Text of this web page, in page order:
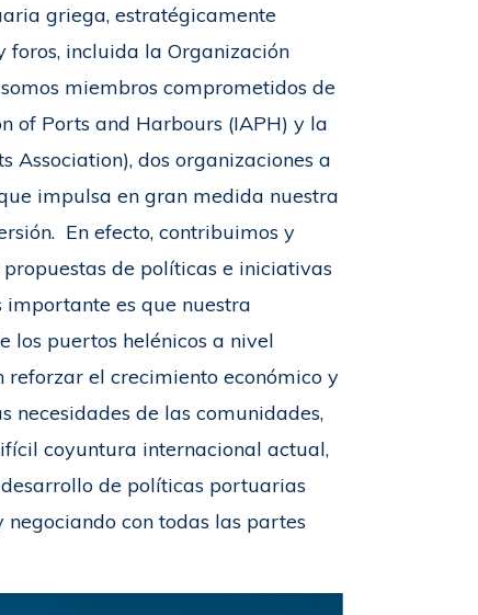
griega, estratégicamente
foros, incluida la Organización
miembros comprometidos de
of Ports and Harbours (IAPH) y la
Association), dos organizaciones a
impulsa en gran medida nuestra
En efecto, contribuimos y
de políticas e iniciativas
es que nuestra
los puertos helénicos a nivel
reforzar el crecimiento económico y
necesidades de las comunidades,
coyuntura internacional actual,
de políticas portuarias
con todas las partes